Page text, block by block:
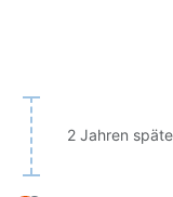
2 Jahren